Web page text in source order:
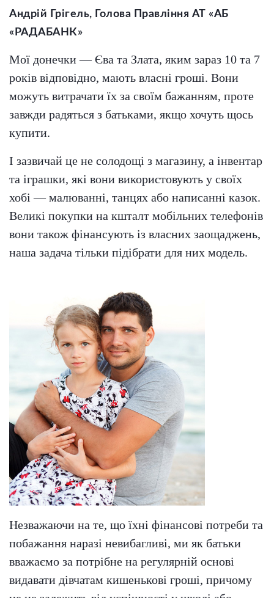
Андрій Грігель, Голова Правління АТ «АБ
«РАДАБАНК»
Мої донечки — Єва та Злата, яким зараз 10 та 7
років відповідно, мають власні гроші. Вони
можуть витрачати їх за своїм бажанням, проте
завжди радяться з батьками, якщо хочуть щось
купити.
І зазвичай це не солодощі з магазину, а інвентар
та іграшки, які вони використовують у своїх
хобі — малюванні, танцях або написанні казок.
Великі покупки на кшталт мобільних телефонів
вони також фінансують із власних заощаджень,
наша задача тільки підібрати для них модель.
Незважаючи на те, що їхні фінансові потреби та
побажання наразі невибагливі, ми як батьки
вважаємо за потрібне на регулярній основі
видавати дівчатам кишенькові гроші, причому